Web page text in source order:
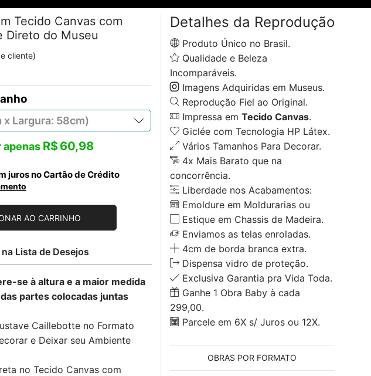
Tecido Canvas com
Direto do Museu
cliente)
R$60,98
juros no Cartão de Crédito
AO CARRINHO
na Lista de Desejos
se à altura e a maior medida
partes colocadas juntas
Caillebotte no Formato
e Deixar seu Ambiente
no Tecido Canvas com
Detalhes da Reprodução
Produto Único no Brasil.
Qualidade e Beleza
Incomparáveis.
Imagens Adquiridas em Museus.
Reprodução Fiel ao Original.
Impressa em Tecido Canvas.
Giclée com Tecnologia HP Látex.
Vários Tamanhos Para Decorar.
4x Mais Barato que na
concorrência.
Liberdade nos Acabamentos:
Emoldure em Moldurarias ou
Estique em Chassis de Madeira.
Enviamos as telas enroladas.
4cm de borda branca extra.
Dispensa vidro de proteção.
Exclusiva Garantia pra Vida Toda.
Ganhe 1 Obra Baby à cada
299,00.
Parcele em 6X s/ Juros ou 12X.
OBRAS POR FORMATO